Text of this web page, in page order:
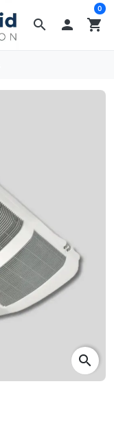
search  shopping_cart
0
search